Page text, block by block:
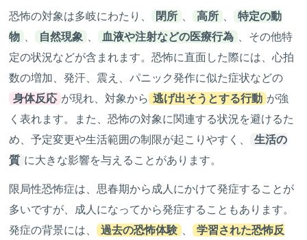
恐怖の対象は多岐にわたり、 閉所 高所
特定の動
物
自然現象 血液や注射などの医療行為
、その他特
定の状況などが含まれます。恐怖に直面した際には、心拍
数の増加、発汗、震え、パニック発作に似た症状などの
身体反応 が現れ、対象から 逃げ出そうとする行動 が強
く表れます。また、恐怖の対象に関連する状況を避けるた
め、予定変更や生活範囲の制限が起こりやすく、
生活の
質 に大きな影響を与えることがあります。
限局性恐怖症は、思春期から成人にかけて発症することが
多いですが、成人になってから発症することもあります。
発症の背景には、 過去の恐怖体験 、 学習された恐怖反